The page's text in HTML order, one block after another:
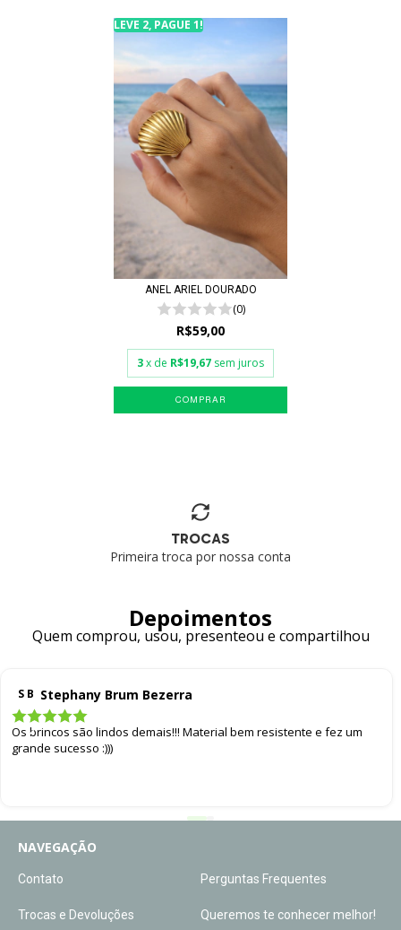
LEVE 2, PAGUE 1!
ANEL ARIEL DOURADO
(0)
R$59,00
3x de R$19,67 sem juros
TROCAS
Primeira troca por nossa conta
Depoimentos
Quem comprou, usou, presenteou e compartilhou
S B Stephany Brum Bezerra
Os brincos são lindos demais!!! Material bem resistente e fez um
grande sucesso :)))
NAVEGAÇÃO
Contato Perguntas Frequentes
Trocas e Devoluções Queremos te conhecer melhor!